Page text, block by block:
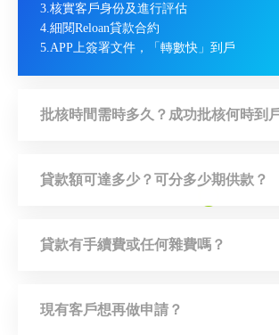
3.核實客戶身份及進行評估
4.細閱Reloan貸款合約
5.APP上簽署文件，「轉數快」到戶
批核時間需時多久？成功批核何時到
貸款額可達多少？可分多少期供款？
貸款有手續費或任何雜費嗎？
現有客戶想再做申請？